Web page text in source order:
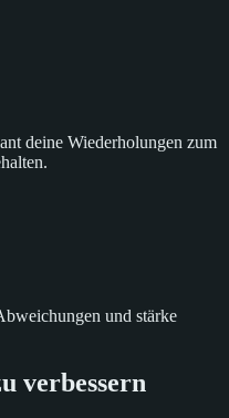
deine Wiederholungen zum
und stärke
verbessern